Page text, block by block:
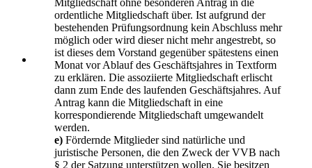
ordentliche Mitgliedschaft über. Ist aufgrund der
bestehenden Prüfungsordnung kein Abschluss mehr
möglich oder wird dieser nicht mehr angestrebt, so
ist dieses dem Vorstand gegenüber spätestens einen
Monat vor Ablauf des Geschäftsjahres in Textform
zu erklären. Die assoziierte Mitgliedschaft erlischt
dann zum Ende des laufenden Geschäftsjahres. Auf
Antrag kann die Mitgliedschaft in eine
korrespondierende Mitgliedschaft umgewandelt
werden.
e) Fördernde Mitglieder sind natürliche und
juristische Personen, die den Zweck der VVB nach
§ 2 der Satzung unterstützen wollen. Sie besitzen